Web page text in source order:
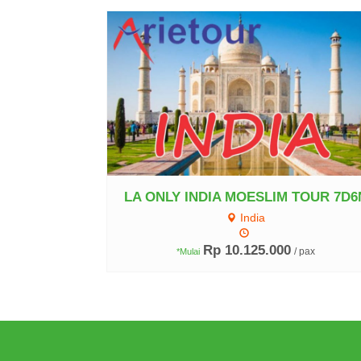
Lihat Detail
LA ONLY INDIA MOESLIM TOUR
India
*Mulai Rp 10.125.000 / pax